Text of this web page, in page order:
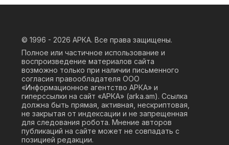
© 1996 - 2026 АРКА. Все права защищены.
Полное или частичное использование и
воспроизведение материалов сайта
возможно только при наличии письменного
согласия правообладателя ООО
«Информационное агентство АРКА» и
гиперссылки на сайт «АРКА» (arka.am). Ссылка
должна быть прямая, активная, нескриптовая,
не закрытая от индексации и не запрещенная
для следования робота. Мнение авторов
публикаций на сайте может не совпадать с
позицией редакции.